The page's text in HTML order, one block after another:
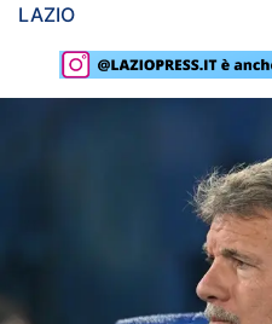
Lazio Women
Rassegna Lazio
Champions League
LAZIO